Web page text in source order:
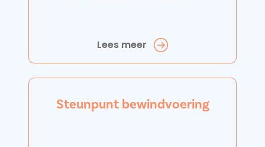
Lees meer
Steunpunt bewindvoering